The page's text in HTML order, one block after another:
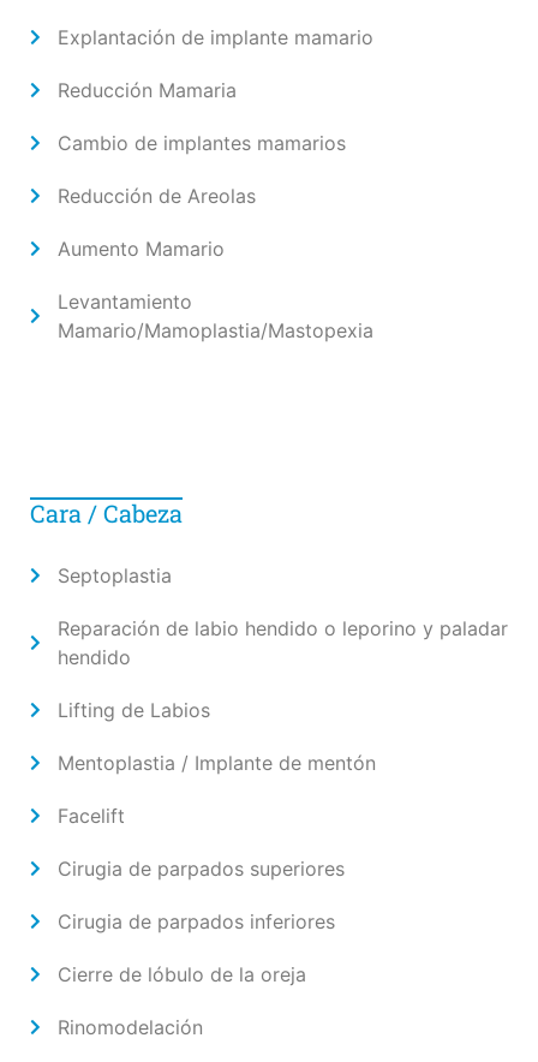
Explantación de implante mamario
Reducción Mamaria
Cambio de implantes mamarios
Reducción de Areolas
Aumento Mamario
Levantamiento
Mamario/Mamoplastia/Mastopexia
Cara / Cabeza
Septoplastia
Reparación de labio hendido o leporino y paladar
hendido
Lifting de Labios
Mentoplastia / Implante de mentón
Facelift
Cirugia de parpados superiores
Cirugia de parpados inferiores
Cierre de lóbulo de la oreja
Rinomodelación